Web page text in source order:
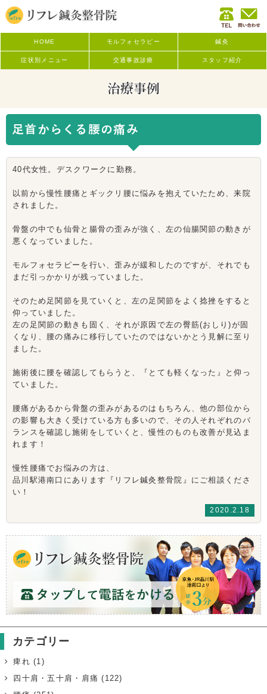
HOME モルフォセラピー 鍼灸
症状別メニュー 交通事故診療 スタッフ紹介
治療事例
足首からくる腰の痛み
40代女性。デスクワークに勤務。
以前から慢性腰痛とギックリ腰に悩みを抱えていたため、来院
されました。
骨盤の中でも仙骨と腸骨の歪みが強く、左の仙腸関節の動きが
悪くなっていました。
モルフォセラピーを行い、歪みが緩和したのですが、それでも
まだ引っかかりが残っていました。
そのため足関節を見ていくと、左の足関節をよく捻挫をすると
仰っていました。
左の足関節の動きも固く、それが原因で左の臀筋(おしり)が固
くなり、腰の痛みに移行していたのではないかとう見解に至り
ました。
施術後に腰を確認してもらうと、『とても軽くなった』と仰っ
ていました。
腰痛があるから骨盤の歪みがあるのはもちろん、他の部位から
の影響も大きく受けている方も多いので、その人それぞれのバ
ランスを確認し施術をしていくと、慢性のものも改善が見込ま
れます！
慢性腰痛でお悩みの方は、
品川駅港南口にあります『リフレ鍼灸整骨院』にご相談くださ
い！
2020.2.18
カテゴリー
痺れ (1)
四十肩・五十肩・肩痛 (122)